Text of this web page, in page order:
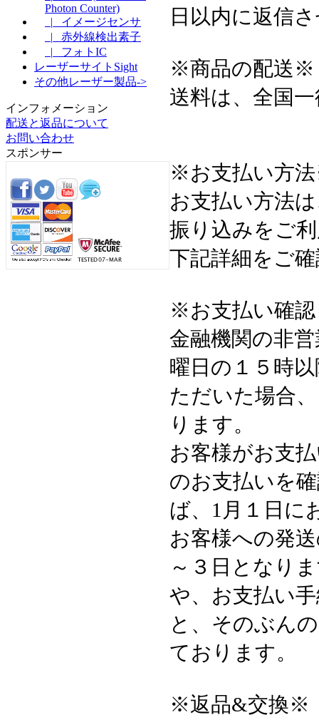
Photon Counter)
|_ イメージセンサ
|_ 赤外線検出素子
|_ フォトIC
レーザーサイトSight
その他レーザー製品->
インフォメーション
配送と返品について
お問い合わせ
スポンサー
日以内に返信
※商品の配送※
送料は、全国
※お支払い方
お支払い方法
振り込みをご
下記詳細をご
※お支払い確
金融機関の非
曜日の１５時
ただいた場合
ります。
お客様がお支
のお支払いを
ば、1月１日に
お客様への発
～３日となり
や、お支払い
と、そのぶん
ております。
※返品&交換※